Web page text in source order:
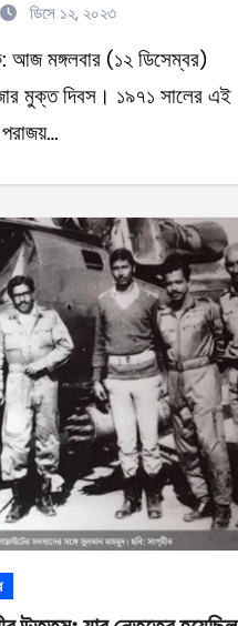
ডিসে ১২, ২০২৩
মুক্ত দিবস। ১৯৭১ সালের এই
পরাজয়…